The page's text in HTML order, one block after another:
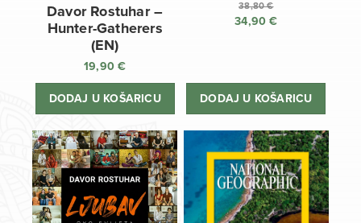
Davor Rostuhar –
Hunter-Gatherers
(EN)
19,90€
DODAJ U KOŠARICU
38,80€
Izvorna
38,80 €.
34,90€
34,90 €.
DODAJ U KOŠARICU